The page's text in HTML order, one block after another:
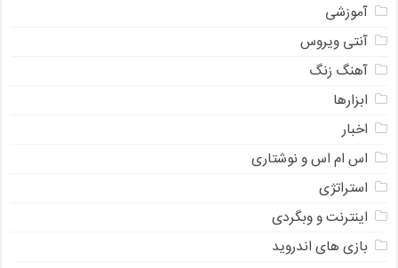
آموزشی
آنتی ویروس
آهنگ زنگ
ابزارها
اخبار
اس ام اس و نوشتاری
استراتژی
اینترنت و وبگردی
بازی های اندروید